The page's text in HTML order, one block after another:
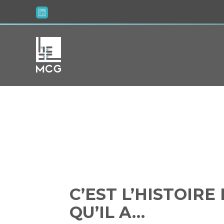
au
C’EST
QU’IL A…